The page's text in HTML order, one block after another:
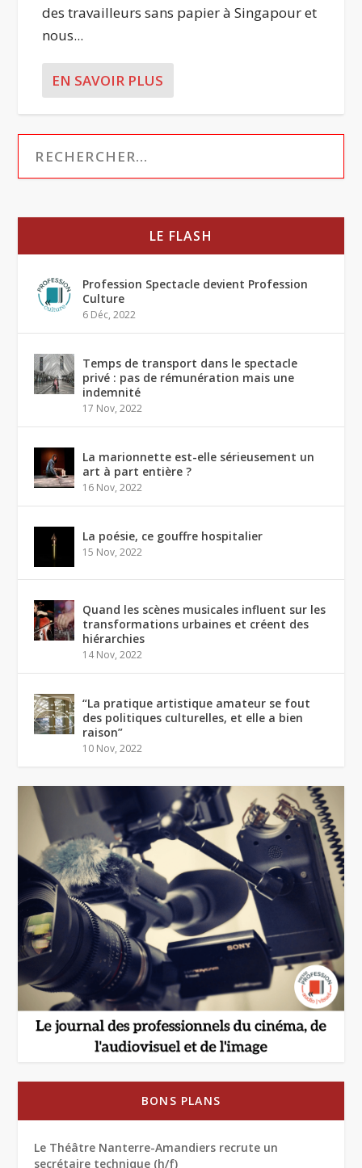
des travailleurs sans papier à Singapour et
nous...
EN SAVOIR PLUS
LE FLASH
Profession Spectacle devient Profession
Culture
6 Déc, 2022
Temps de transport dans le spectacle
privé : pas de rémunération mais une
indemnité
17 Nov, 2022
La marionnette est-elle sérieusement un
art à part entière ?
16 Nov, 2022
La poésie, ce gouffre hospitalier
15 Nov, 2022
Quand les scènes musicales influent sur les
transformations urbaines et créent des
hiérarchies
14 Nov, 2022
“La pratique artistique amateur se fout
des politiques culturelles, et elle a bien
raison”
10 Nov, 2022
BONS PLANS
Le Théâtre Nanterre-Amandiers recrute un
secrétaire technique (h/f)